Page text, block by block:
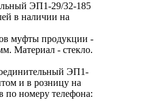
ЭП1-29/32-185
в наличии на
муфты продукции -
Материал - стекло.
ЭП1-
и в розницу на
по номеру телефона: